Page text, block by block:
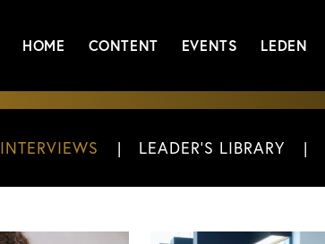
HOME CONTENT EVENTS LEDEN
INTERVIEWS LEADER'S LIBRARY